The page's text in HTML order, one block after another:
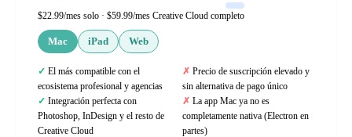
$22.99/mes solo · $59.99/mes Creative Cloud completo
Mac iPad Web
El más compatible con el
ecosistema profesional y agencias
Integración perfecta con
Photoshop, InDesign y el resto de
Creative Cloud
Precio de suscripción elevado y
sin alternativa de pago único
La app Mac ya no es
completamente nativa (Electron en
partes)